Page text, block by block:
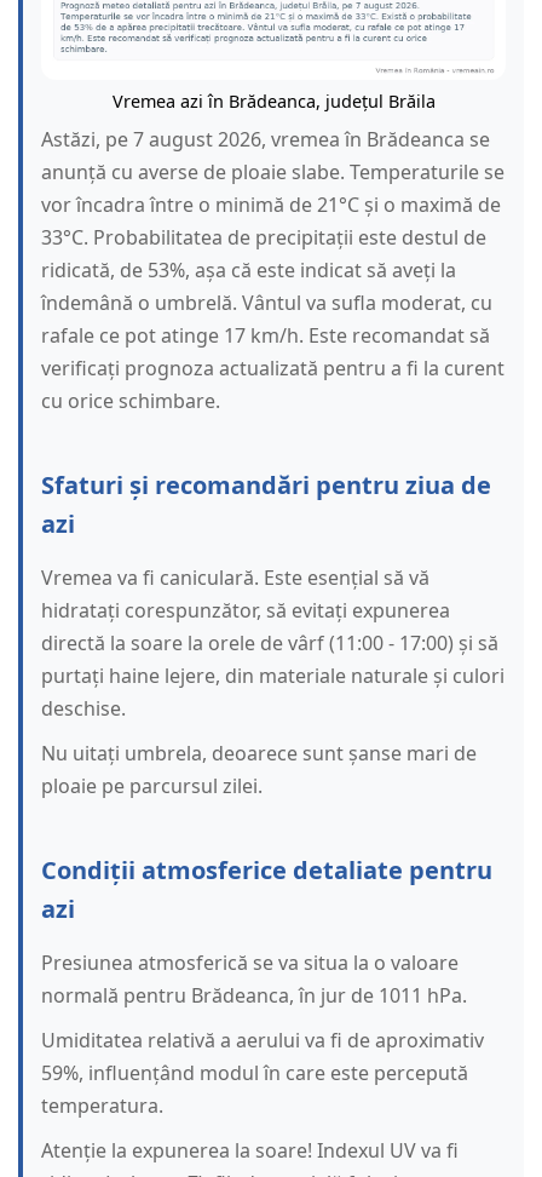
Vremea azi în Brădeanca, județul Brăila
Astăzi, pe 7 august 2026, vremea în Brădeanca se
anunță cu averse de ploaie slabe. Temperaturile se
vor încadra între o minimă de 21°C și o maximă de
33°C. Probabilitatea de precipitații este destul de
ridicată, de 53%, așa că este indicat să aveți la
îndemână o umbrelă. Vântul va sufla moderat, cu
rafale ce pot atinge 17 km/h. Este recomandat să
verificați prognoza actualizată pentru a fi la curent
cu orice schimbare.
Sfaturi și recomandări pentru ziua de
azi
Vremea va fi caniculară. Este esențial să vă
hidratați corespunzător, să evitați expunerea
directă la soare la orele de vârf (11:00 - 17:00) și să
purtați haine lejere, din materiale naturale și culori
deschise.
Nu uitați umbrela, deoarece sunt șanse mari de
ploaie pe parcursul zilei.
Condiții atmosferice detaliate pentru
azi
Presiunea atmosferică se va situa la o valoare
normală pentru Brădeanca, în jur de 1011 hPa.
Umiditatea relativă a aerului va fi de aproximativ
59%, influențând modul în care este percepută
temperatura.
Atenție la expunerea la soare! Indexul UV va fi